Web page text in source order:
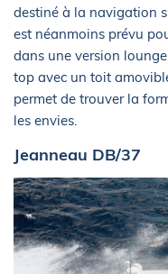
destiné à la navigation
est néanmoins prévu
dans une version
top avec un toit
permet de trouver la
les envies.
Jeanneau DB/37